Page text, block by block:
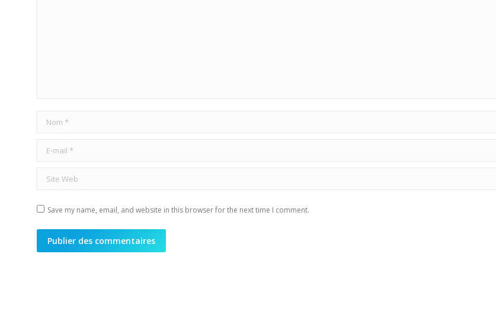
Nom *
E-mail *
Site Web
Save my name, email, and website in this browser for the next time I comment.
Publier des commentaires